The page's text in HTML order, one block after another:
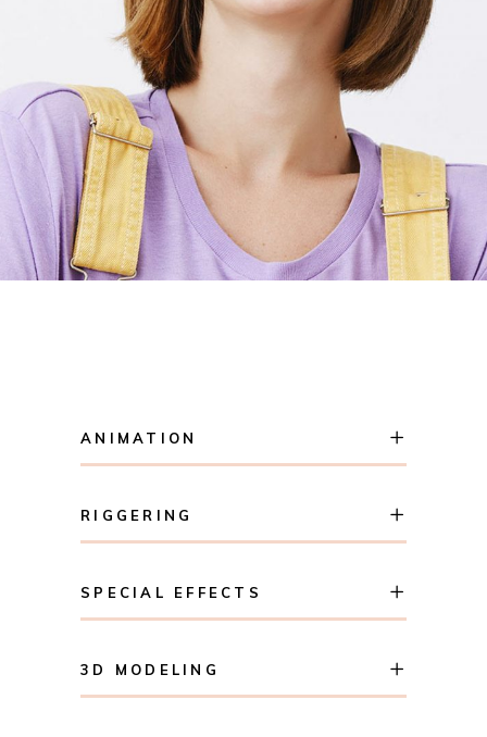
ANIMATION
RIGGERING
SPECIAL EFFECTS
3D MODELING